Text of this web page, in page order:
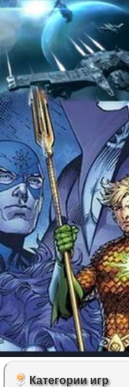
Категории игр